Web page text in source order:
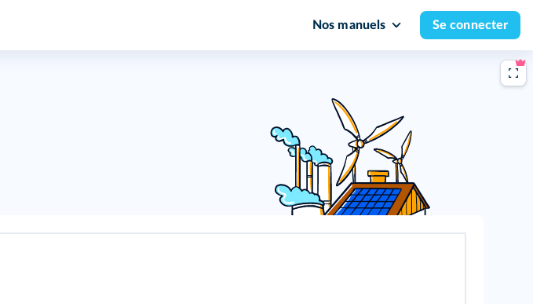
Nos manuels Se connecter